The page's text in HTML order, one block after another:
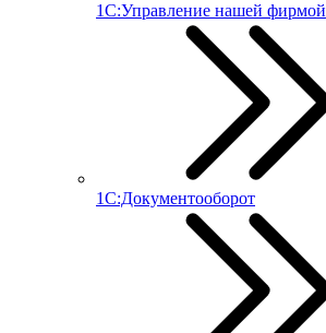
1С:Управление нашей фирмой
1С:Документооборот